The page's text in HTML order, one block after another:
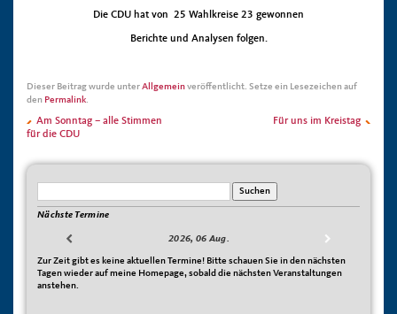
Die CDU hat von 25 Wahlkreise 23 gewonnen
Berichte und Analysen folgen.
Dieser Beitrag wurde unterAllgemeinveröffentlicht. Setze ein Lesezeichen auf
den Permalink.
Am Sonntag – alle Stimmen
für die CDU
Für uns im Kreistag
Nächste Termine
2026, 06 Aug.
Zur Zeit gibt es keine aktuellen Termine! Bitte schauen Sie in den nächsten
Tagen wieder auf meine Homepage, sobald die nächsten Veranstaltungen
anstehen.